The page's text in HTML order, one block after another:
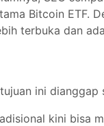
Bitcoin ETF.
terbuka dan
ini dianggap
kini bisa